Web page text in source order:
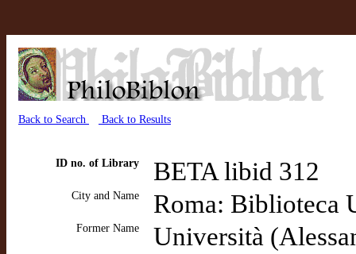
Back to Search Back to Results
ID no. of Library BETA libid 312
City and Name Roma: Biblioteca
Former Name Università